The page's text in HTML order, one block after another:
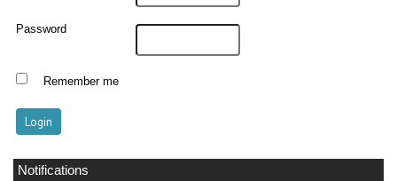
Password
Remember me
Notifications